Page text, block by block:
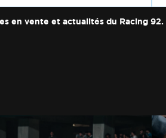
en vente et actualités du Racing 92.